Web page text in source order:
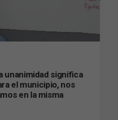
unanimidad significa
el municipio, nos
en la misma